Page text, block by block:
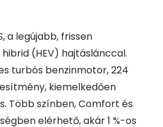
a legújabb, frissen
(HEV) hajtáslánccal.
turbós benzinmotor, 224
kiemelkedően
Több színben, Comfort és
elérhető, akár 1 %-os